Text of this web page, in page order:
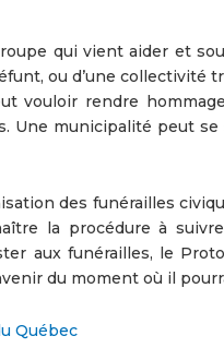
qui vient aider et
ou d’une collectivité
vouloir rendre
Une municipalité peut
des funérailles
la procédure à
aux funérailles, le
du moment où il
Québec